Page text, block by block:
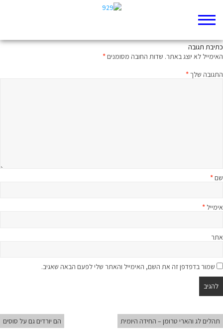
כתיבת תגובה
האימייל לא יוצג באתר. שדות החובה מסומנים*
התגובה שלך*
שם*
אימייל *
אתר
שמור בדפדפן זה את השם, האימייל והאתר שלי לפעם הבאה שאגיב.
תהלים לג והארי טרומן – החידה היומית הם יורדים גם על סוסים